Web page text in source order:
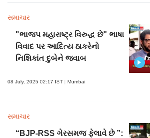
સમાચાર
"ભાજપ મહારાષ્ટ્ર વિરુદ્ધ છે" ભાષા
વિવાદ પર આદિત્ય ઠાકરેનો
નિશિકાંત દુબેને જવાબ
08 July, 2025 02:17 IST | Mumbai
સમાચાર
“BJP-RSS ગેરસમજ ફેલાવે છે ”: